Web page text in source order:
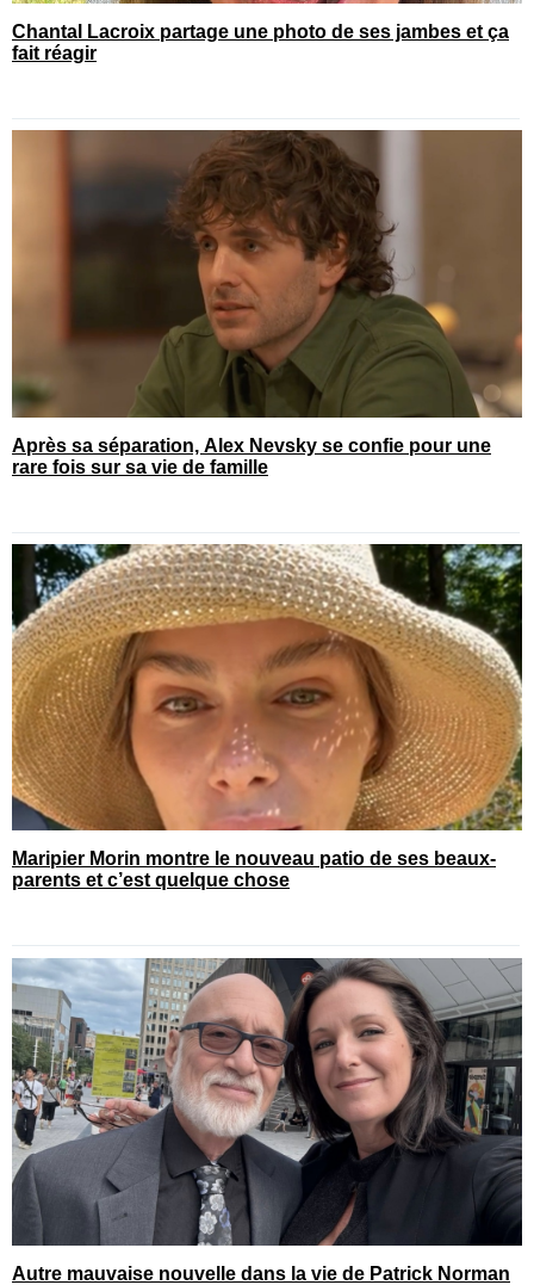
Chantal Lacroix partage une photo de ses jambes et ça
fait réagir
Après sa séparation, Alex Nevsky se confie pour une
rare fois sur sa vie de famille
Maripier Morin montre le nouveau patio de ses beaux-
parents et c’est quelque chose
Autre mauvaise nouvelle dans la vie de Patrick Norman